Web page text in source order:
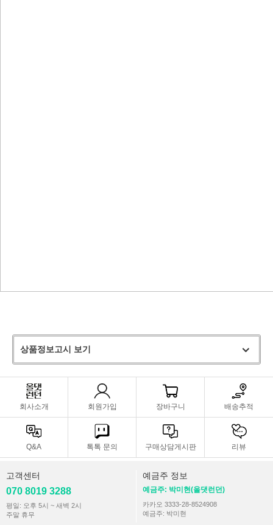
상품정보고시 보기
회사소개 회원가입 장바구니 배송추적
Q&A 톡톡 문의 구매상담게시판 리뷰
고객센터
070 8019 3288
평일: 오후 5시 ~ 새벽 2시
주말 휴무
예금주 정보
예금주: 박미현(올댓런던)
카카오 3333-28-8524908
예금주: 박미현